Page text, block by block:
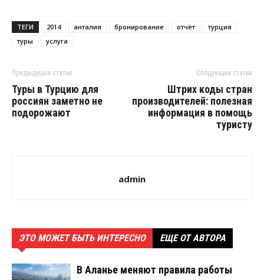
ТЕГИ 2014 анталия бронирование отчёт
турция
туры
услуга
Предыдущая статья
Туры в Турцию для
россиян заметно не
подорожают
Следующая статья
Штрих коды стран
производителей: полезная
информация в помощь
туристу
admin
ЭТО МОЖЕТ БЫТЬ ИНТЕРЕСНО ЕЩЕ ОТ АВТОРА
В Аланье меняют правила работы